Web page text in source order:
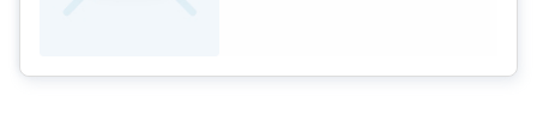
Pentru detalii suplimentare, va rog